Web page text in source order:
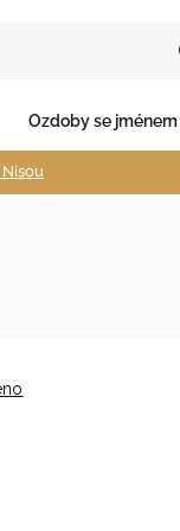
Ozdoby se jménem